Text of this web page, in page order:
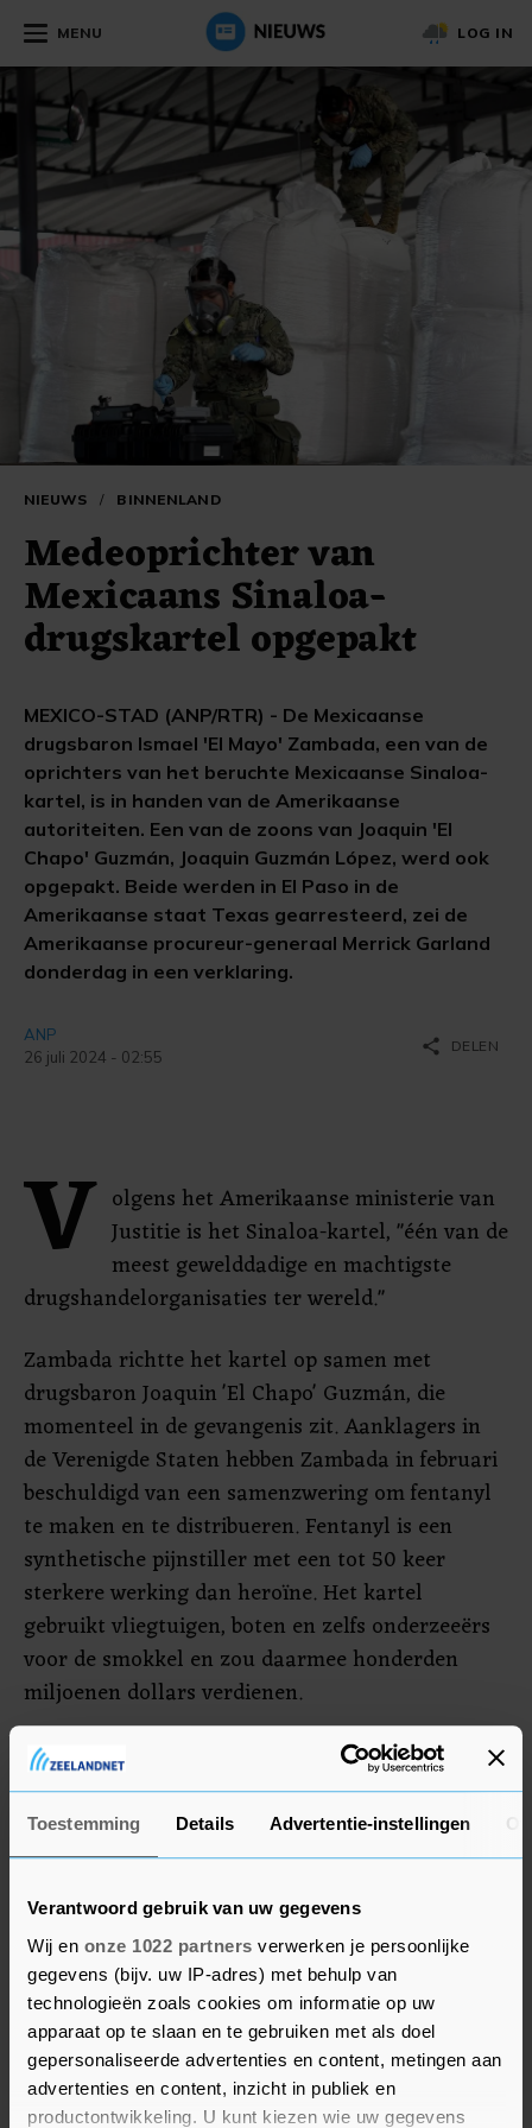
Toestemming Details Advertentie-instellingen
Verantwoord gebruik van uw gegevens
Wij en onze 1022 partners verwerken je persoonlijke
gegevens (bijv. uw IP-adres) met behulp van
technologieën zoals cookies om informatie op uw
apparaat op te slaan en te gebruiken met als doel
gepersonaliseerde advertenties en content, metingen aan
advertenties en content, inzicht in publiek en
productontwikkeling. U kunt kiezen wie uw gegevens
MENU LOG IN
NIEUWS / BINNENLAND
Medeoprichter van
Mexicaans Sinaloa-
drugskartel opgepakt
MEXICO-STAD (ANP/RTR) - De Mexicaanse
drugsbaron Ismael 'El Mayo' Zambada, een van de
oprichters van het beruchte Mexicaanse Sinaloa-
kartel, is in handen van de Amerikaanse
autoriteiten. Een van de zoons van Joaquin 'El
Chapo' Guzmán, Joaquin Guzmán López, werd ook
opgepakt. Beide werden in El Paso in de
Amerikaanse staat Texas gearresteerd, zei de
Amerikaanse procureur-generaal Merrick Garland
donderdag in een verklaring.
ANP
26 juli 2024 - 02:55
share DELEN
V olgens het Amerikaanse ministerie van
Justitie is het Sinaloa-kartel, "één van de
meest gewelddadige en machtigste
drugshandelorganisaties ter wereld."
Zambada richtte het kartel op samen met
drugsbaron Joaquin 'El Chapo' Guzmán, die
momenteel in de gevangenis zit. Aanklagers in
de Verenigde Staten hebben Zambada in februari
beschuldigd van een samenzwering om fentanyl
te maken en te distribueren. Fentanyl is een
synthetische pijnstiller met een tot 50 keer
sterkere werking dan heroïne. Het kartel
gebruikt vliegtuigen, boten en zelfs onderzeeërs
voor de smokkel en zou daarmee honderden
miljoenen dollars verdienen.
Volgens Amerikaanse functionarissen is het
gebruik van fentanyl de belangrijkste
doodsoorzaak voor Amerikanen tussen de 18 en
45 jaar. Vorig jaar werd Ovidio Guzmán, ook een
Staten.